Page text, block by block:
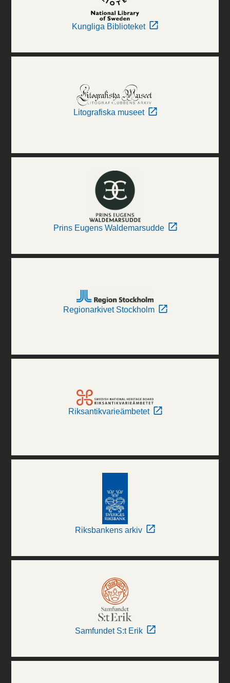
Kungliga Biblioteket
Litografiska museet
Prins Eugens Waldemarsudde
Regionarkivet Stockholm
Riksantikvarieämbetet
Riksbankens arkiv
Samfundet S:t Erik